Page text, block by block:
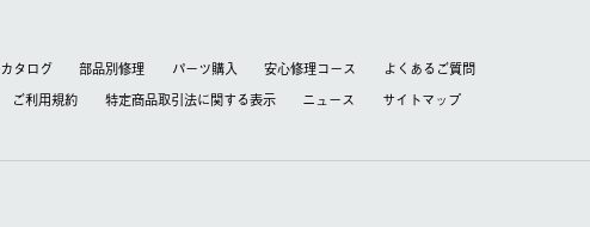
カタログ 部品別修理 パーツ購入 安心修理コース
よくあるご質問
ご利用規約 特定商品取引法に関する表⽰ ニュース サイトマップ